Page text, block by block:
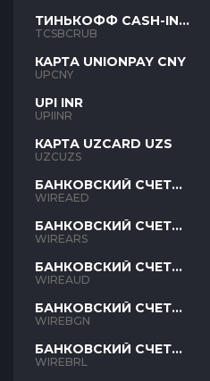
ТИНЬКОФФ CASH-IN
RUB
TCSBCRUB
КАРТА UNIONPAY CNY
UPCNY
UPI INR
UPIINR
КАРТА UZCARD UZS
UZCUZS
БАНКОВСКИЙ СЧЕТ
AED
WIREAED
БАНКОВСКИЙ СЧЕТ
ARS
WIREARS
БАНКОВСКИЙ СЧЕТ
AUD
WIREAUD
БАНКОВСКИЙ СЧЕТ
BGN
WIREBGN
БАНКОВСКИЙ СЧЕТ
BRL
WIREBRL